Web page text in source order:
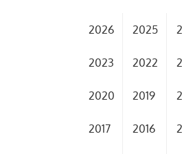
2026 2025
2023 2022
2020 2019
2017 2016